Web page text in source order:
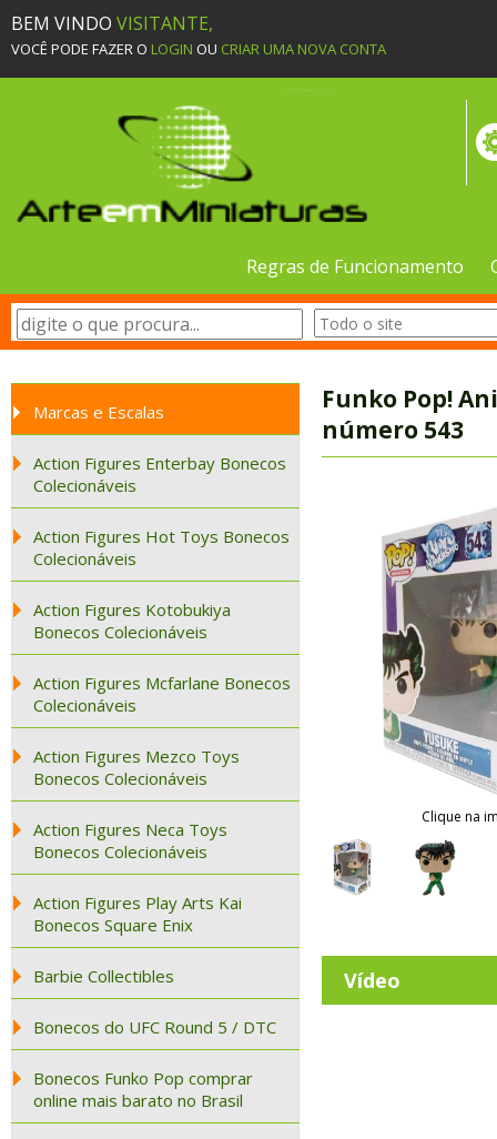
BEM VINDO VISITANTE,
VOCÊ PODE FAZER O LOGIN OU CRIAR UMA NOVA CONTA
Regras de Funcionamento
Marcas e Escalas
Action Figures Enterbay Bonecos
Colecionáveis
Action Figures Hot Toys Bonecos
Colecionáveis
Action Figures Kotobukiya
Bonecos Colecionáveis
Action Figures Mcfarlane Bonecos
Colecionáveis
Action Figures Mezco Toys
Bonecos Colecionáveis
Action Figures Neca Toys
Bonecos Colecionáveis
Action Figures Play Arts Kai
Bonecos Square Enix
Barbie Collectibles
Bonecos do UFC Round 5 / DTC
Bonecos Funko Pop comprar
online mais barato no Brasil
Funko Pop!
número 543
Clique na
Vídeo